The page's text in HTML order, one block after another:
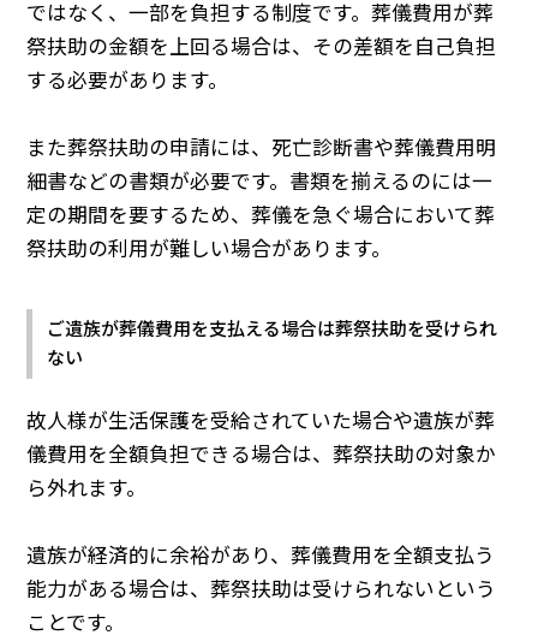
ではなく、一部を負担する制度です。葬儀費用が葬
祭扶助の金額を上回る場合は、その差額を自己負担
する必要があります。
また葬祭扶助の申請には、死亡診断書や葬儀費用明
細書などの書類が必要です。書類を揃えるのには一
定の期間を要するため、葬儀を急ぐ場合において葬
祭扶助の利用が難しい場合があります。
ご遺族が葬儀費用を支払える場合は葬祭扶助を受けられ
ない
故人様が生活保護を受給されていた場合や遺族が葬
儀費用を全額負担できる場合は、葬祭扶助の対象か
ら外れます。
遺族が経済的に余裕があり、葬儀費用を全額支払う
能力がある場合は、葬祭扶助は受けられないという
ことです。